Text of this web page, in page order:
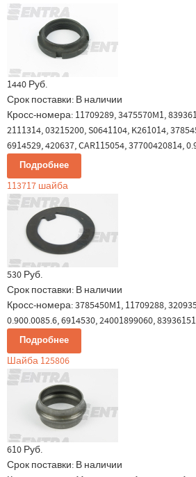
1440 Руб.
Срок поставки: В наличии
Кросс-номера: 11709289, 3475570M1,
2111314, 03215200, S0641104, K261014,
6914529, 420637, CAR115054, 37700420814,
Подробнее
113717 шайба
530 Руб.
Срок поставки: В наличии
Кросс-номера: 3785450M1, 11709288,
0.900.0085.6, 6914530, 24001899060,
Подробнее
Шайба 125806
610 Руб.
Срок поставки: В наличии